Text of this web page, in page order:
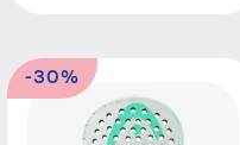
-30%